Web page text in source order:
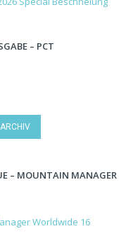
– PCT
– MOUNTAIN MANAGER